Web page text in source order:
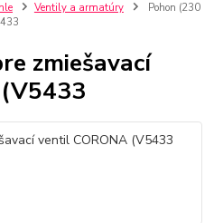
Ventily a armatúry
Pohon (230
zmiešavací